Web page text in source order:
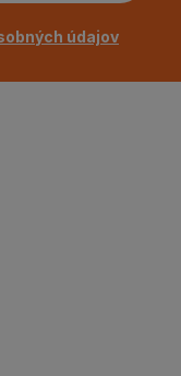
údajov